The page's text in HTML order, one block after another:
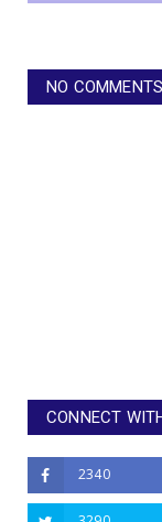
NO COMMENTS
CONNECT
2340